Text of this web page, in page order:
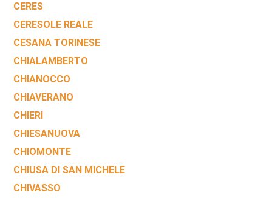
CERES
CERESOLE REALE
CESANA TORINESE
CHIALAMBERTO
CHIANOCCO
CHIAVERANO
CHIERI
CHIESANUOVA
CHIOMONTE
CHIUSA DI SAN MICHELE
CHIVASSO